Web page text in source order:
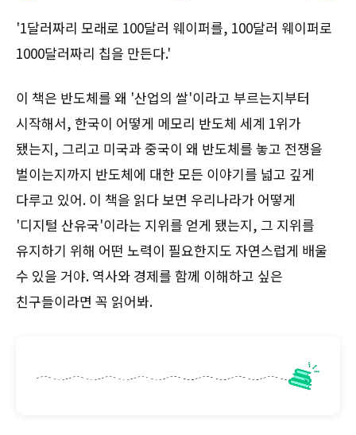
'1달러짜리 모래로 100달러 웨이퍼를, 100달러 웨이퍼로
1000달러짜리 칩을 만든다.'
이 책은 반도체를 왜 '산업의 쌀'이라고 부르는지부터
시작해서, 한국이 어떻게 메모리 반도체 세계 1위가
됐는지, 그리고 미국과 중국이 왜 반도체를 놓고 전쟁을
벌이는지까지 반도체에 대한 모든 이야기를 넓고 깊게
다루고 있어. 이 책을 읽다 보면 우리나라가 어떻게
'디지털 산유국'이라는 지위를 얻게 됐는지, 그 지위를
유지하기 위해 어떤 노력이 필요한지도 자연스럽게 배울
수 있을 거야. 역사와 경제를 함께 이해하고 싶은
친구들이라면 꼭 읽어봐.